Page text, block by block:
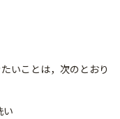
いことは，次のとおり
い